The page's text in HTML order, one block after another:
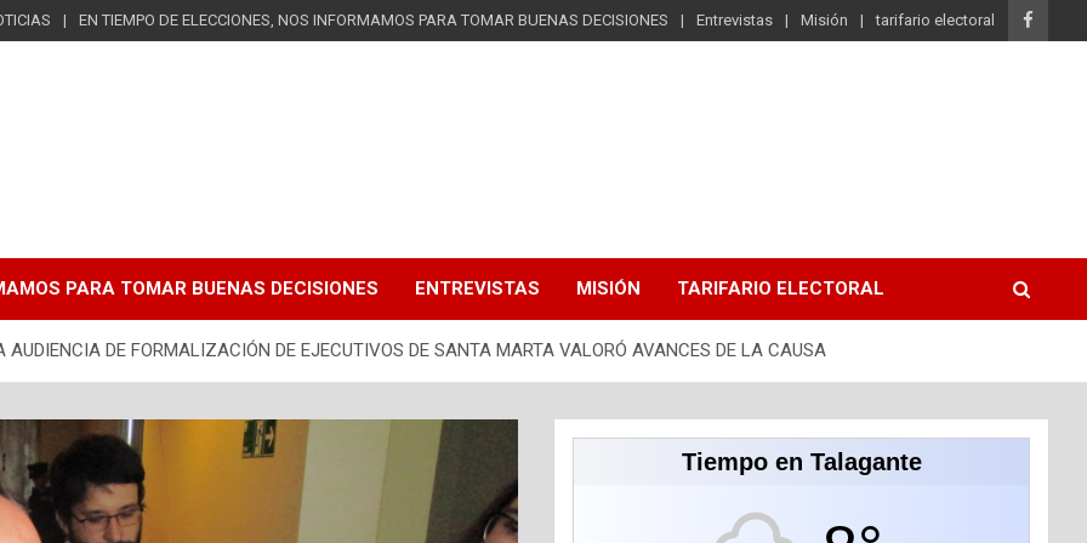
EN TIEMPO DE ELECCIONES, NOS INFORMAMOS PARA TOMAR BUENAS DECISIONES Entrevistas Misión tarifario electoral
PARA TOMAR BUENAS DECISIONES ENTREVISTAS MISIÓN TARIFARIO ELECTORAL
AUDIENCIA DE FORMALIZACIÓN DE EJECUTIVOS DE SANTA MARTA VALORÓ AVANCES DE LA CAUSA
Tiempo en Talagante